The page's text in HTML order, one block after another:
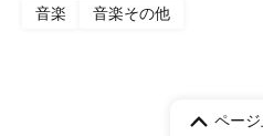
音楽 音楽その他
ペー